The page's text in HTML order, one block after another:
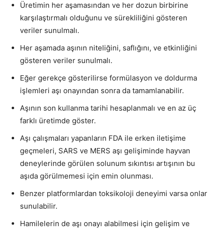
Üretimin her aşamasından ve her dozun birbirine
karşılaştırmalı olduğunu ve sürekliliğini gösteren
veriler sunulmalı.
Her aşamada aşının niteliğini, saflığını, ve etkinliğini
gösteren veriler sunulmalı.
Eğer gerekçe gösterilirse formülasyon ve doldurma
işlemleri aşı onayından sonra da tamamlanabilir.
Aşının son kullanma tarihi hesaplanmalı ve en az üç
farklı üretimde göster.
Aşı çalışmaları yapanların FDA ile erken iletişime
geçmeleri, SARS ve MERS aşı gelişiminde hayvan
deneylerinde görülen solunum sıkıntısı artışının bu
aşıda görülmemesi için emin olunması.
Benzer platformlardan toksikoloji deneyimi varsa onlar
sunulabilir.
Hamilelerin de aşı onayı alabilmesi için gelişim ve